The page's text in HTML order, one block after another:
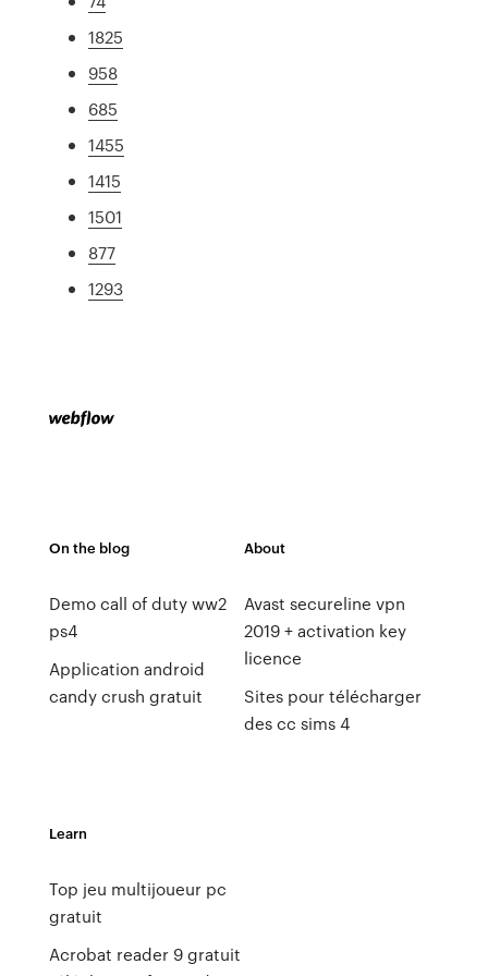
1825
958
685
1455
1415
1501
877
1293
On the blog
Demo call of duty ww2
ps4
Application android
candy crush gratuit
About
Avast secureline vpn
2019 + activation key
licence
Sites pour télécharger
des cc sims 4
Learn
Top jeu multijoueur pc
gratuit
Acrobat reader 9 gratuit